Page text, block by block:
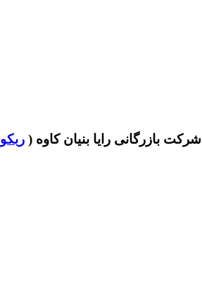
شرکت بازرگانی رایا بنیان کاوه ( ربکو